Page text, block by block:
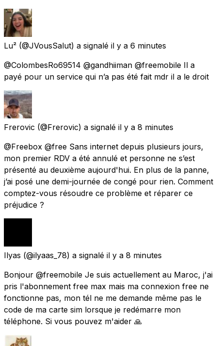
Lu² (@JVousSalut) a signalé il y a 6 minutes
@ColombesRo69514 @gandhiiman @freemobile Il a
payé pour un service qui n’a pas été fait mdr il a le droit
Frerovic (@Frerovic) a signalé il y a 8 minutes
@Freebox @free Sans internet depuis plusieurs jours,
mon premier RDV a été annulé et personne ne s’est
présenté au deuxième aujourd'hui. En plus de la panne,
j’ai posé une demi-journée de congé pour rien. Comment
comptez-vous résoudre ce problème et réparer ce
préjudice ?
Ilyas (@ilyaas_78) a signalé il y a 8 minutes
Bonjour @freemobile Je suis actuellement au Maroc, j'ai
pris l'abonnement free max mais ma connexion free ne
fonctionne pas, mon tél ne me demande même pas le
code de ma carte sim lorsque je redémarre mon
téléphone. Si vous pouvez m'aider 🙏